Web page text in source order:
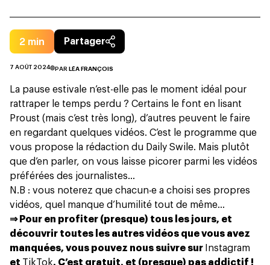
2 min Partager
7 AOÛT 2024 PAR LÉA FRANÇOIS
La pause estivale n’est-elle pas le moment idéal pour
rattraper le temps perdu ? Certains le font en lisant
Proust (mais c’est très long), d’autres peuvent le faire
en regardant quelques vidéos. C’est le programme que
vous propose la rédaction du Daily Swile. Mais plutôt
que d’en parler, on vous laisse picorer parmi les vidéos
préférées des journalistes…
N.B : vous noterez que chacun‧e a choisi ses propres
vidéos, quel manque d’humilité tout de même…
⇒ Pour en profiter (presque) tous les jours, et
découvrir toutes les autres vidéos que vous avez
manquées, vous pouvez nous suivre sur Instagram
et TikTok. C’est gratuit, et (presque) pas addictif !